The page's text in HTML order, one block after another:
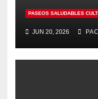
PASEOS SALUDABLES
JUN 20, 2026